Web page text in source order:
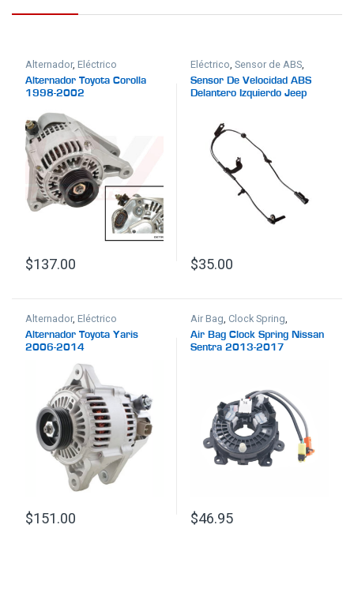
Alternador,Eléctrico
Alternador Toyota Corolla
1998-2002
$137.00
Eléctrico ,Sensor de ABS
Sistema de Frenos
Sensor De Velocidad ABS
Delantero Izquierdo Jeep
$35.00
Alternador,Eléctrico
Alternador Toyota Yaris
2006-2014
$151.00
Air Bag Clock Spring
Eléctrico,Suspensión
Air Bag Clock Spring Nissan
Sentra 2013-2017
$46.95